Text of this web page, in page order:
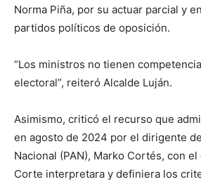
Norma Piña, por su actuar parcial y
partidos políticos de oposición.
“Los ministros no tienen
electoral”, reiteró Alcalde Luján.
Asimismo, criticó el recurso que
en agosto de 2024 por el dirigente
Nacional (PAN), Marko Cortés, con
Corte interpretara y definiera los